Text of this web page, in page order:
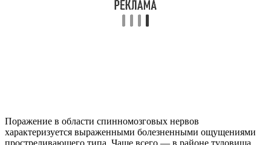
Поражение в области спинномозговых нервов
характеризуется выраженными болезненными ощущениями
простреливающего типа. Чаще всего — в районе туловища